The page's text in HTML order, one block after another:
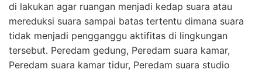
di lakukan agar ruangan menjadi kedap suara atau
mereduksi suara sampai batas tertentu dimana suara
tidak menjadi pengganggu aktifitas di lingkungan
tersebut. Peredam gedung, Peredam suara kamar,
Peredam suara kamar tidur, Peredam suara studio